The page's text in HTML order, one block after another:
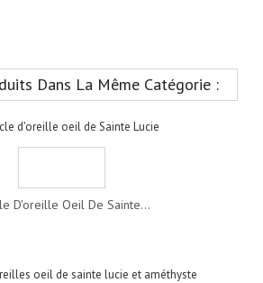
Dans La Même Catégorie :
D'oreille Oeil De Sainte...